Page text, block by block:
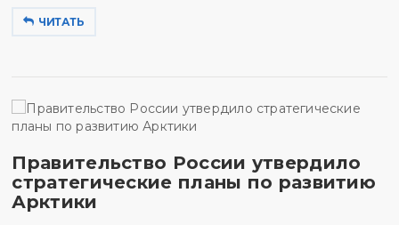
ЧИТАТЬ
Правительство России утвердило
стратегические планы по развитию
Арктики